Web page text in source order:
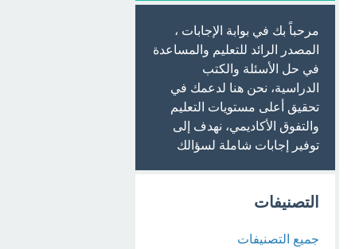
مرحباً بك في بوابة الإجابات ،
المصدر الرائد للتعليم والمساعدة
في حل الأسئلة والكتب
الدراسية، نحن هنا لدعمك في
تحقيق أعلى مستويات التعليم
والتفوق الأكاديمي، نهدف إلى
توفير إجابات شاملة لسؤالك
التصنيفات
جميع التصنيفات